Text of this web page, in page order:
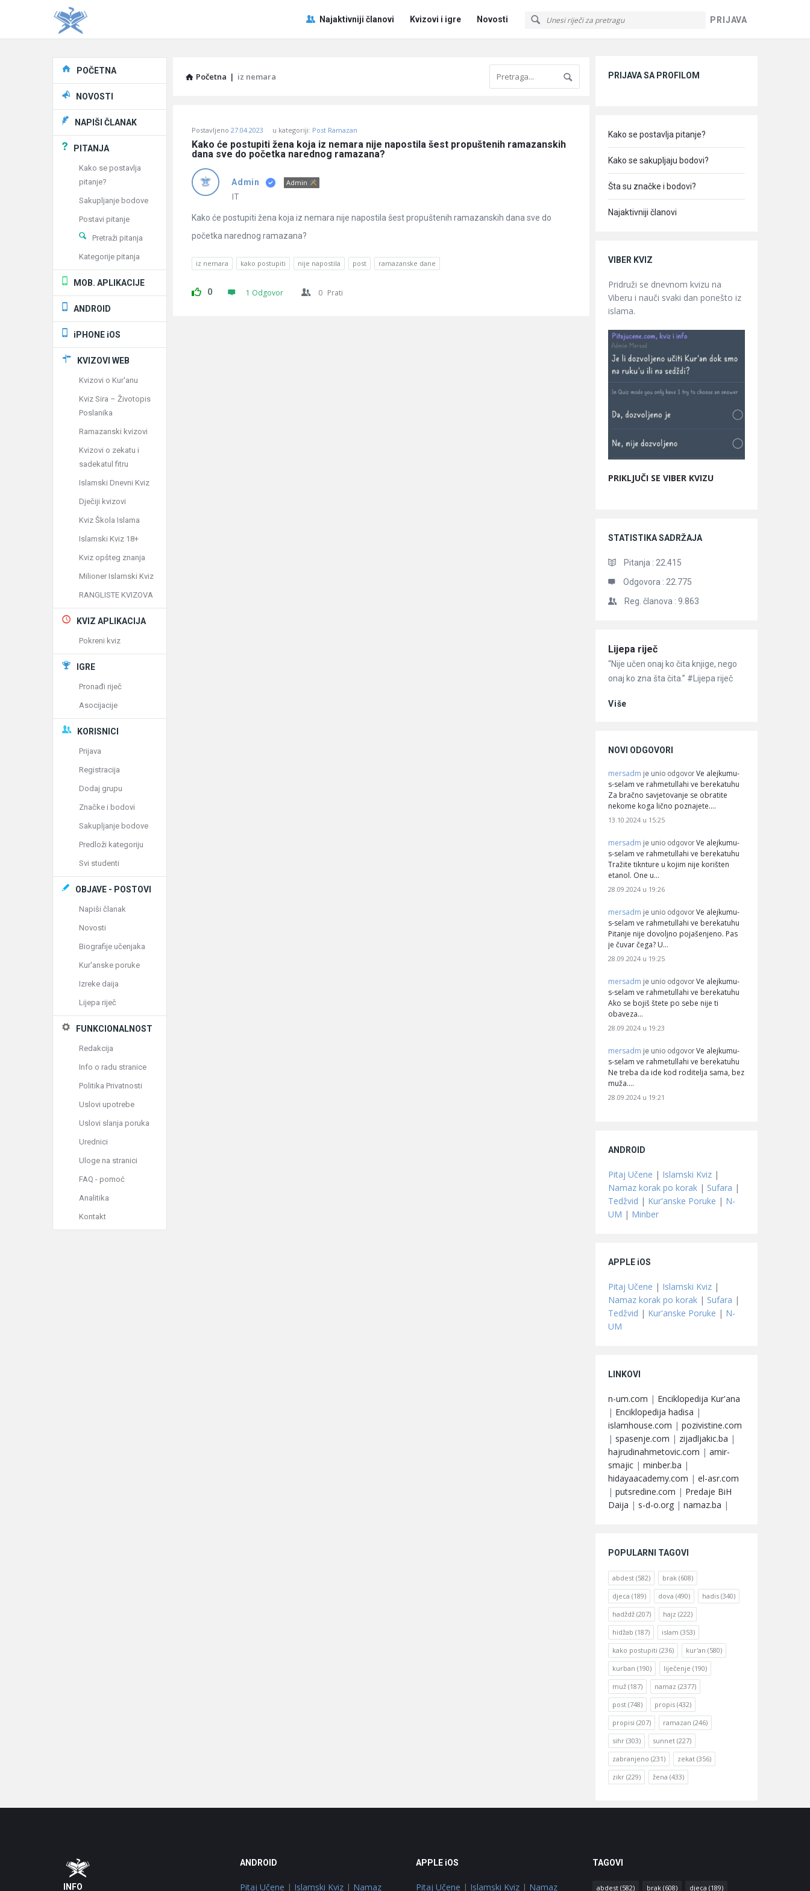
PRIJAVA
Pitaj
Učene
Najaktivniji članovi Kvizovi i igre Novosti
Početna | iz nemara
Učene
Latest
Pitanja
Postavljeno 27.04.2023 u kategoriji: Post Ramazan
Kako će postupiti žena koja iz nemara nije napostila šest propuštenih ramazanskih
dana sve do početka narednog ramazana?
Admin Admin
IT
Kako će postupiti žena koja iz nemara nije napostila šest propuštenih ramazanskih dana sve do
početka narednog ramazana?
iz nemara kako postupiti nije napostila post ramazanske dane
0 1 Odgovor 0 Prati
PRIJAVA SA PROFILOM
Kako se postavlja pitanje?
Kako se sakupljaju bodovi?
Šta su značke i bodovi?
Najaktivniji članovi
VIBER KVIZ
Pridruži se dnevnom kvizu na
Viberu i nauči svaki dan ponešto iz
islama.
PRIKLJUČI SE VIBER KVIZU
STATISTIKA SADRŽAJA
Pitanja : 22.415
Odgovora : 22.775
Reg. članova : 9.863
Članci
Lijepa riječ
“Nije učen onaj ko čita knjige, nego
onaj ko zna šta čita.” #Lijepa riječ
Više
NOVI ODGOVORI
mersadm je unio odgovor Ve alejkumu-
s-selam ve rahmetullahi ve berekatuhu
Za bračno savjetovanje se obratite
nekome koga lično poznajete.…
13.10.2024 u 15:25
mersadm je unio odgovor Ve alejkumu-
s-selam ve rahmetullahi ve berekatuhu
Tražite tiknture u kojim nije korišten
etanol. One u…
28.09.2024 u 19:26
mersadm je unio odgovor Ve alejkumu-
s-selam ve rahmetullahi ve berekatuhu
Pitanje nije dovoljno pojašenjeno. Pas
je čuvar čega? U…
28.09.2024 u 19:25
mersadm je unio odgovor Ve alejkumu-
s-selam ve rahmetullahi ve berekatuhu
Ako se bojiš štete po sebe nije ti
obaveza…
28.09.2024 u 19:23
mersadm je unio odgovor Ve alejkumu-
s-selam ve rahmetullahi ve berekatuhu
Ne treba da ide kod roditelja sama, bez
muža.…
28.09.2024 u 19:21
ANDROID
Pitaj Učene | Islamski Kviz |
Namaz korak po korak | Sufara |
Tedžvid | Kur'anske Poruke | N-
UM | Minber
APPLE iOS
Pitaj Učene | Islamski Kviz |
Namaz korak po korak | Sufara |
Tedžvid | Kur'anske Poruke | N-
UM
LINKOVI
n-um.com | Enciklopedija Kur'ana
| Enciklopedija hadisa |
islamhouse.com | pozivistine.com
| spasenje.com | zijadljakic.ba |
hajrudinahmetovic.com | amir-
smajic | minber.ba |
hidayaacademy.com | el-asr.com
| putsredine.com | Predaje BiH
Daija | s-d-o.org | namaz.ba |
POPULARNI TAGOVI
abdest (582) brak (608)
djeca (189) dova (490) hadis (340)
hadždž (207) hajz (222)
hidžab (187) islam (353)
kako postupiti (236) kur'an (580)
kurban (190) liječenje (190)
muž (187) namaz (2377)
post (748) propis (432)
propisi (207) ramazan (246)
sihr (303) sunnet (227)
zabranjeno (231) zekat (356)
zikr (229) žena (433)
Explore
POČETNA
NOVOSTI
NAPIŠI ČLANAK
PITANJA
Kako se postavlja
pitanje?
Sakupljanje bodove
Postavi pitanje
Pretraži pitanja
Kategorije pitanja
MOB. APLIKACIJE
ANDROID
iPHONE iOS
KVIZOVI WEB
Kvizovi o Kur'anu
Kviz Sira – Životopis
Poslanika
Ramazanski kvizovi
Kvizovi o zekatu i
sadekatul fitru
Islamski Dnevni Kviz
Dječiji kvizovi
Kviz Škola Islama
Islamski Kviz 18+
Kviz opšteg znanja
Milioner Islamski Kviz
RANGLISTE KVIZOVA
KVIZ APLIKACIJA
Pokreni kviz
IGRE
Pronađi riječ
Asocijacije
KORISNICI
Prijava
Registracija
Dodaj grupu
Značke i bodovi
Sakupljanje bodove
Predloži kategoriju
Svi studenti
OBJAVE - POSTOVI
Napiši članak
Novosti
Biografije učenjaka
Kur'anske poruke
Izreke daija
Lijepa riječ
FUNKCIONALNOST
Redakcija
Info o radu stranice
Politika Privatnosti
Uslovi upotrebe
Uslovi slanja poruka
Urednici
Uloge na stranici
FAQ - pomoć
Analitika
Kontakt
Footer
INFO
ANDROID
Pitaj Učene | Islamski Kviz| Namaz
APPLE iOS
Pitaj Učene | Islamski Kviz | Namaz
TAGOVI
abdest(582) brak(608) djeca (189)